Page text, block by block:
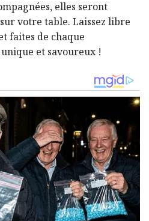
elles seront
votre table. Laissez libre
faites de chaque
et savoureux !